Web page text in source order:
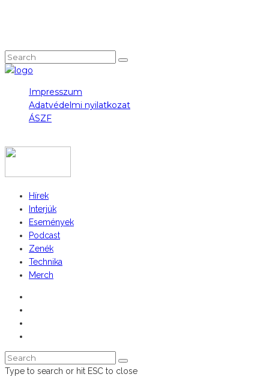
Impresszum
Adatvédelmi nyilatkozat
ÁSZF
Hírek
Interjúk
Események
Podcast
Zenék
Technika
Merch
Type to search or hit ESC to close